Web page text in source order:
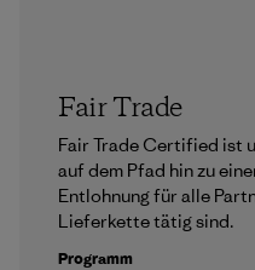
Fair Trade
Fair Trade Certified ist
auf dem Pfad hin zu
Entlohnung für alle
Lieferkette tätig sind.
Programm